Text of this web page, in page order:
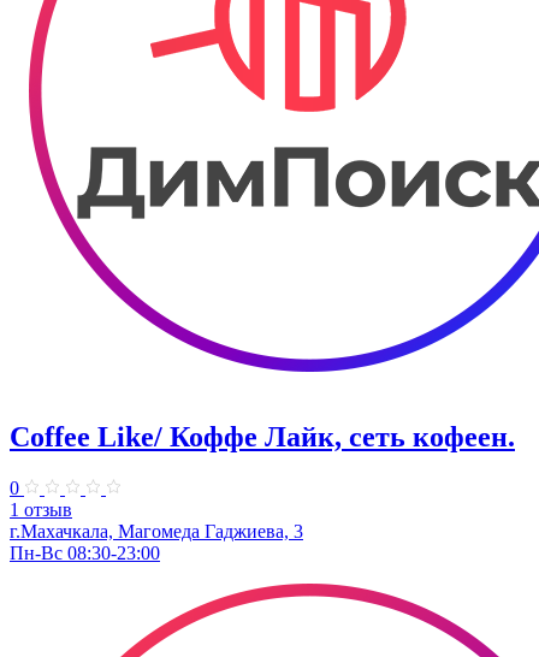
Coffee Like/ Коффе Лайк, сеть кофеен.
0
1 отзыв
г.Махачкала, Магомеда Гаджиева, 3
Пн-Вс 08:30-23:00